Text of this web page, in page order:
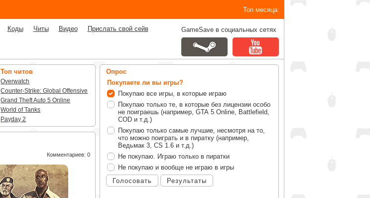
Топ месяца:
Коды Читы Видео Прислать свой сейв GameSave в социальных сетях
Топ читов
Overwatch
Counter-Strike: Global Offensive
Grand Theft Auto 5 Online
World of Tanks
Payday 2
Комментариев: 0
Опрос
Покупаете ли вы игры?
Покупаю все игры, в которые играю
Покупаю только те, в которые без лицензии особо
не поиграешь (например, GTA 5 Online, Battlefield,
COD и т.д.)
Покупаю только самые лучшие, несмотря на то,
что можно поиграть и в пиратку (например,
Ведьмак 3, CS 1.6 и т.д.)
Не покупаю. Играю только в пиратки
Не покупаю и вообще не играю в игры
Голосовать
Результаты